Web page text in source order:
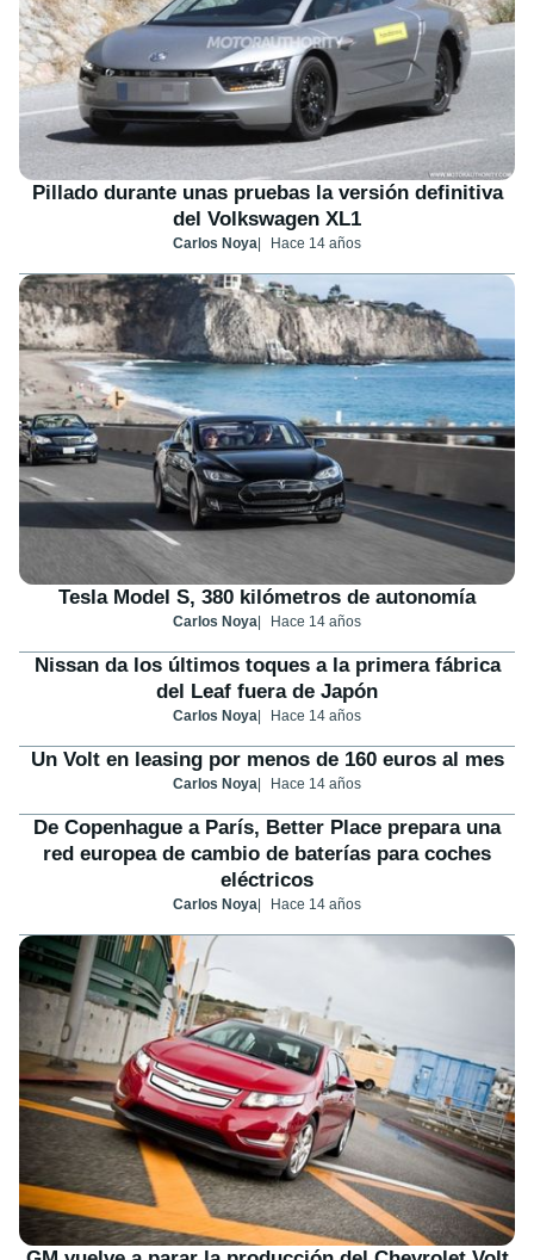
Pillado durante unas pruebas la versión definitiva
del Volkswagen XL1
Carlos Noya Hace 14 años
Tesla Model S, 380 kilómetros de autonomía
Carlos Noya Hace 14 años
Nissan da los últimos toques a la primera fábrica
del Leaf fuera de Japón
Carlos Noya Hace 14 años
Un Volt en leasing por menos de 160 euros al mes
Carlos Noya Hace 14 años
De Copenhague a París, Better Place prepara una
red europea de cambio de baterías para coches
eléctricos
Carlos Noya Hace 14 años